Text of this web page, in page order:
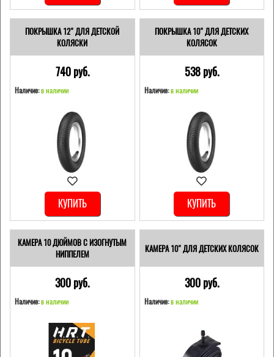
ПОКРЫШКА 12" ДЛЯ ДЕТСКОЙ
КОЛЯСКИ
740 pуб.
Наличие:в наличии
КУПИТЬ
ПОКРЫШКА 10" ДЛЯ ДЕТСКИХ
КОЛЯСОК
538 pуб.
Наличие: в наличии
КУПИТЬ
КАМЕРА 10 ДЮЙМОВ С ИЗОГНУТЫМ
НИППЕЛЕМ
300 pуб.
Наличие:в наличии
КАМЕРА 10" ДЛЯ ДЕТСКИХ КОЛЯСОК
300 pуб.
Наличие: в наличии